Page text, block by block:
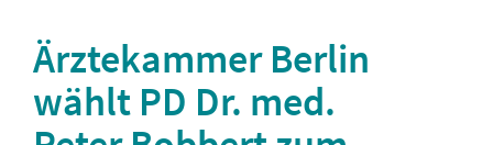
Ärztekammer Berlin
wählt PD Dr. med.